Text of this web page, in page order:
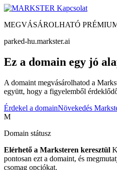
Kapcsolat
MEGVÁSÁROLHATÓ
parked-hu.markster.ai
Ez a domain egy jó
A domaint megvásárolhatod a
együtt, hogy a figyelemből
Érdekel a domainNövekedés
M
Domain státusz
Elérhető a Marksteren keresztül
pontosan ezt a domaint, és
csomag opciókat.